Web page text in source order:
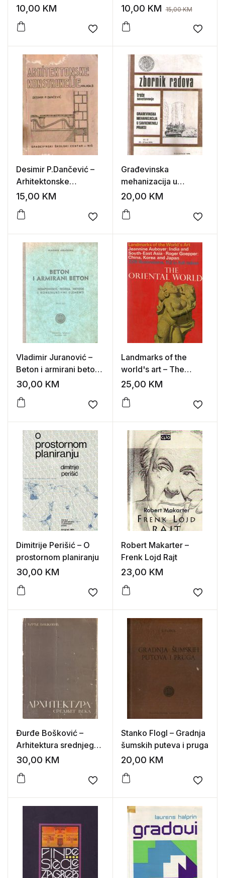
osvrt, prikaz
slikarstva
10,00 KM
Add to wishlist
melioracije tla:
10,00 KM 15,00KM
Add
Desimir P.Dančević –
Arhitektonske
konstrukcije II
15,00 KM
Add to wishlist
Građevinska
mehanizacija u
savremenoj praksi
20,00 KM
Add
Vladimir Juranović –
Beton i armirani beton
I-II
30,00 KM
Add to wishlist
Landmarks of the
world's art – The
Oriental World
25,00 KM
Add
Dimitrije Perišić – O
prostornom planiranju
30,00 KM
Add to wishlist
Robert Makarter –
Frenk Lojd Rajt
23,00 KM
Add
Đurđe Bošković –
Arhitektura srednjeg
veka
30,00 KM
Add to wishlist
Stanko Flogl – Gradnja
šumskih puteva i pruga
20,00 KM
Add